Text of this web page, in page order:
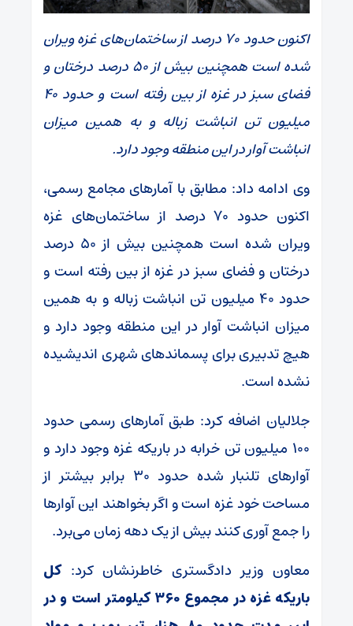
اکنون حدود ۷۰ درصد از ساختمان‌های غزه ویران
شده است همچنین بیش از ۵۰ درصد درختان و
فضای سبز در غزه از بین رفته است و حدود ۴۰
میلیون تن انباشت زباله و به همین میزان
انباشت آوار در این منطقه وجود دارد.
وی ادامه داد: مطابق با آمارهای مجامع رسمی،
اکنون حدود ۷۰ درصد از ساختمان‌های غزه
ویران شده است همچنین بیش از ۵۰ درصد
درختان و فضای سبز در غزه از بین رفته است و
حدود ۴۰ میلیون تن انباشت زباله و به همین
میزان انباشت آوار در این منطقه وجود دارد و
هیچ تدبیری برای پسماندهای شهری اندیشیده
نشده است.
جلالیان اضافه کرد: طبق آمارهای رسمی حدود
۱۰۰ میلیون تن خرابه در باریکه غزه وجود دارد و
آوارهای تلنبار شده حدود ۳۰ برابر بیشتر از
مساحت خود غزه است و اگر بخواهند این آوارها
را جمع آوری کنند بیش از یک دهه زمان می‌برد.
معاون وزیر دادگستری خاطرنشان کرد:کل
باریکه غزه در مجموع ۳۶۰ کیلومتر است و در